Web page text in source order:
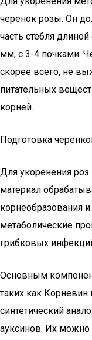
черенок розы. Он
часть стебля
мм, с 3-4 почками.
скорее всего, не
питательных
корней.
Подготовка
Для укоренения
материал
корнеобразования
метаболические
грибковых
Основным
таких как Корневин
синтетический
ауксинов. Их можно